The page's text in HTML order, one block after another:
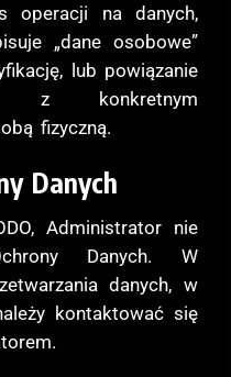
operacji na danych,
„dane osobowe”
lub powiązanie
z konkretnym
fizyczną.
Danych
Administrator nie
Danych. W
danych, w
kontaktować się